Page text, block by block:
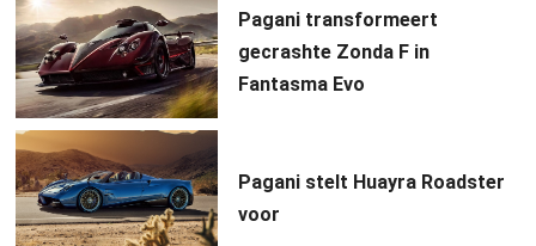
Pagani transformeert
gecrashte Zonda F in
Fantasma Evo
Pagani stelt Huayra Roadster
voor